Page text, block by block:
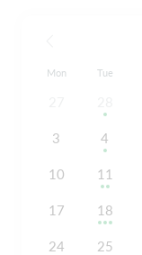
Mon Tue
3 4
10 11
17 18
24 25